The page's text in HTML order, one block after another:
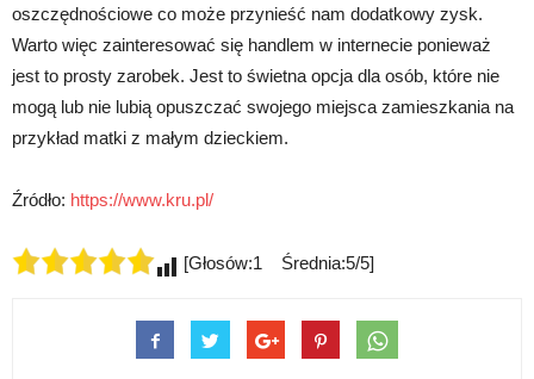
oszczędnościowe co może przynieść nam dodatkowy zysk.
Warto więc zainteresować się handlem w internecie ponieważ
jest to prosty zarobek. Jest to świetna opcja dla osób, które nie
mogą lub nie lubią opuszczać swojego miejsca zamieszkania na
przykład matki z małym dzieckiem.
Źródło: https://www.kru.pl/
[Głosów:1 Średnia:5/5]